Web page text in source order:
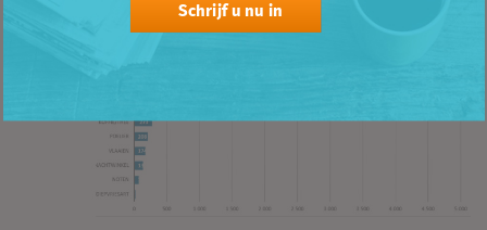
Schrijf u nu in